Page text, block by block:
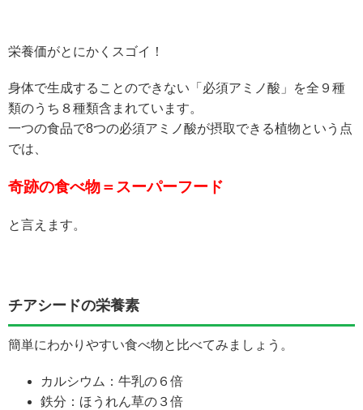
栄養価がとにかくスゴイ！
身体で生成することのできない「必須アミノ酸」を全９種
類のうち８種類含まれています。
一つの食品で8つの必須アミノ酸が摂取できる植物という点
では、
奇跡の食べ物＝スーパーフード
と言えます。
チアシードの栄養素
簡単にわかりやすい食べ物と比べてみましょう。
カルシウム：牛乳の６倍
鉄分：ほうれん草の３倍